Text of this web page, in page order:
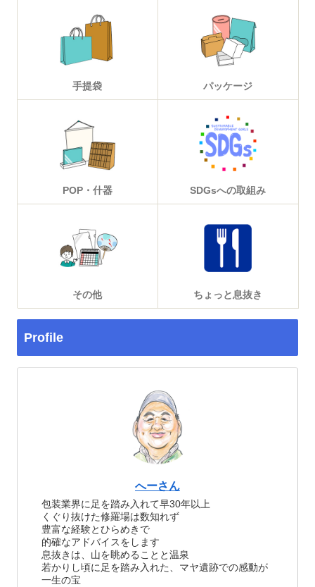
手提袋 パッケージ
POP・什器 SDGsへの取組み
その他 ちょっと息抜き
Profile
へーさん
包装業界に足を踏み入れて早30年以上
くぐり抜けた修羅場は数知れず
豊富な経験とひらめきで
的確なアドバイスをします
息抜きは、山を眺めることと温泉
若かりし頃に足を踏み入れた、マヤ遺跡での感動が
一生の宝